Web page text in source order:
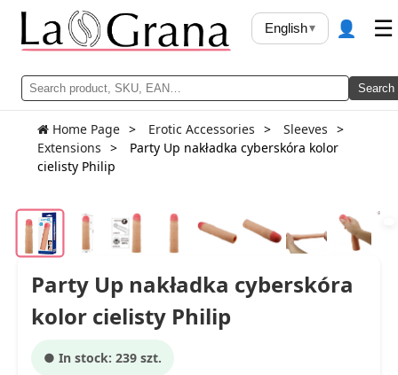
Search
English▾ 👤 ☰
Home Page Erotic Accessories
Sleeves
Extensions
Party Up nakładka cyberskóra kolor
cielisty Philip
Party Up nakładka cyberskóra
kolor cielisty Philip
● In stock: 239 szt.